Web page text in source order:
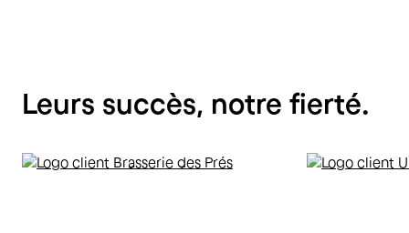
Leurs succès, notre fierté.